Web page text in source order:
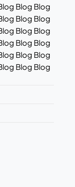
Blog Blog
Blog Blog
Blog Blog
Blog Blog
Blog Blog
Blog Blog